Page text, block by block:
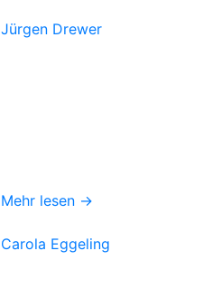
Jürgen Drewer
Mehr lesen →
Carola Eggeling